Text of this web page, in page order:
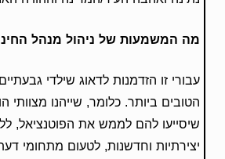
מה המשמעות של ניהול מנהל
עבורי זו הזדמנות לדאוג שילדי
הטובים ביותר. כלומר, שייהנו מצוותי
שיסייעו להם לממש את הפוטנציאל,
יצירתיות וחדשנות, לטעום מתחומי